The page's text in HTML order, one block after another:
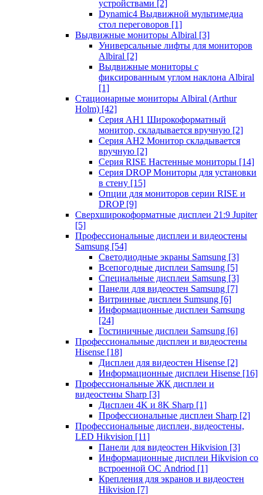
устройствами [2]
Dynamic4 Выдвижной мультимедиа
стол переговоров [1]
Выдвижные мониторы Albiral [3]
Универсальные лифты для мониторов
Albiral [2]
Выдвижные мониторы с
фиксированным углом наклона Albiral
[1]
Стационарные мониторы Albiral (Arthur
Holm) [42]
Серия AH1 Широкоформатный
монитор, складывается вручную [2]
Серия AH2 Монитор складывается
вручную [2]
Серия RISE Настенные мониторы [14]
Серия DROP Мониторы для установки
в стену [15]
Опции для мониторов серии RISE и
DROP [9]
Сверхширокоформатные дисплеи 21:9 Jupiter
[5]
Профессиональные дисплеи и видеостены
Samsung [54]
Светодиодные экраны Samsung [3]
Всепогодные дисплеи Samsung [5]
Специальные дисплеи Samsung [3]
Панели для видеостен Samsung [7]
Витринные дисплеи Sumsung [6]
Информационные дисплеи Samsung
[24]
Гостиничные дисплеи Samsung [6]
Профессиональные дисплеи и видеостены
Hisense [18]
Дисплеи для видеостен Hisense [2]
Информационные дисплеи Hisense [16]
Профессиональные ЖК дисплеи и
видеостены Sharp [3]
Дисплеи 4K и 8K Sharp [1]
Профессиональные дисплеи Sharp [2]
Профессиональные дисплеи, видеостены,
LED Hikvision [11]
Панели для видеостен Hikvision [3]
Информационные дисплеи Hikvision со
встроенной ОС Andriod [1]
Крепления для экранов и видеостен
Hikvision [7]